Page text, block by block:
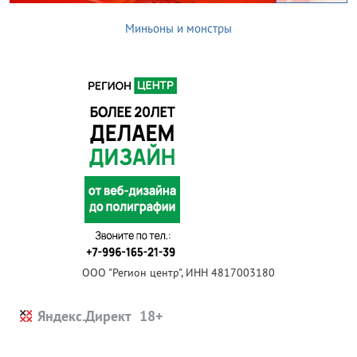
Миньоны и монстры
ООО "Регион центр", ИНН 4817003180
Яндекс.Директ